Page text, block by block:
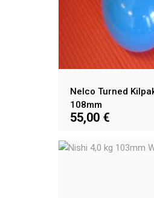
Nelco Turned
108mm
55,00 €